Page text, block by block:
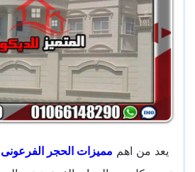
يعد من اهم مميزات الحجر الفرعونى